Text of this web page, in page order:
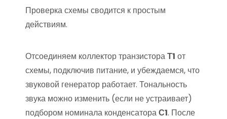
Проверка схемы сводится к простым
действиям.
Отсоединяем коллектор транзистораТ1 от
схемы, подключив питание, и убеждаемся, что
звуковой генератор работает. Тональность
звука можно изменить (если не устраивает)
подбором номинала конденсатораС1. После